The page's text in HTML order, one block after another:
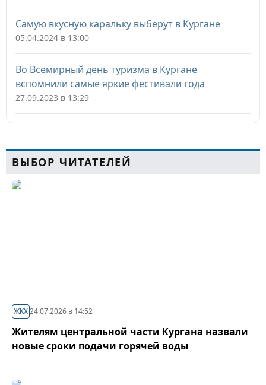
Самую вкусную каральку выберут в Кургане
05.04.2024 в 13:00
Во Всемирный день туризма в Кургане
вспомнили самые яркие фестивали года
27.09.2023 в 13:29
ВЫБОР ЧИТАТЕЛЕЙ
ЖКХ24.07.2026 в 14:52
Жителям центральной части Кургана назвали
новые сроки подачи горячей воды